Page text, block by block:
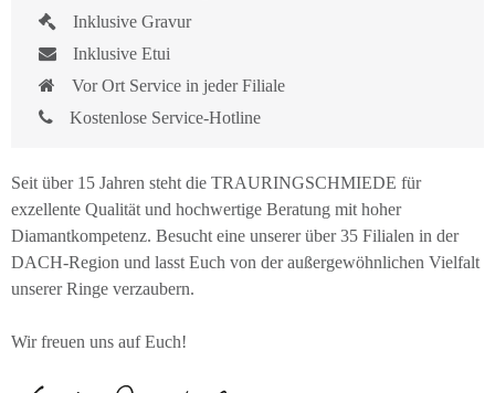
Inklusive Gravur
Inklusive Etui
Vor Ort Service in jeder Filiale
Kostenlose Service-Hotline
Seit über 15 Jahren steht die TRAURINGSCHMIEDE für
exzellente Qualität und hochwertige Beratung mit hoher
Diamantkompetenz. Besucht eine unserer über 35 Filialen in der
DACH-Region und lasst Euch von der außergewöhnlichen Vielfalt
unserer Ringe verzaubern.
Wir freuen uns auf Euch!